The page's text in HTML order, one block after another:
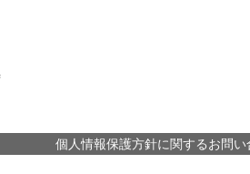
個人情報保護方針に関するお問い